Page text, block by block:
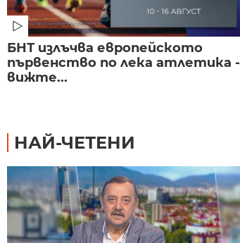
БНТ излъчва европейското
първенство по лека атлетика -
вижте...
НАЙ-ЧЕТЕНИ